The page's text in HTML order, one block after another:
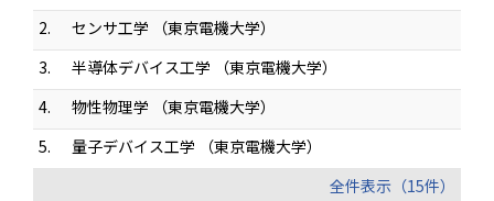
2.
センサ工学 （東京電機大学）
3.
半導体デバイス工学 （東京電機大学）
4.
物性物理学 （東京電機大学）
5.
量子デバイス工学 （東京電機大学）
全件表示（15件）